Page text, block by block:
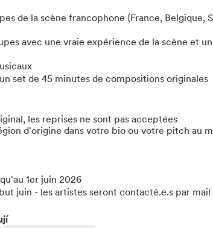
de la scène francophone (France, Belgique,
avec une vraie expérience de la scène et un
set de 45 minutes de compositions originales
les reprises ne sont pas acceptées
d'origine dans votre bio ou votre pitch au
1er juin 2026
juin - les artistes seront contacté.e.s par mail